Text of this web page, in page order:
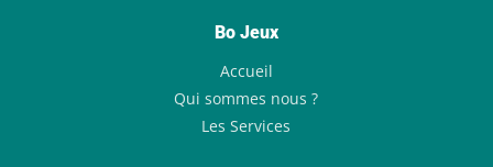
Bo Jeux
Accueil
Qui sommes nous ?
Les Services